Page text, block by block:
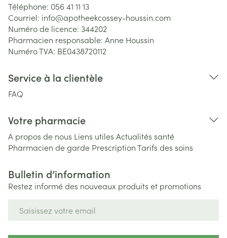
Téléphone: 056 41 11 13
Courriel: info@apotheekcossey-houssin.com
Numéro de licence: 344202
Pharmacien responsable: Anne Houssin
Numéro TVA: BE0438720112
Service à la clientèle
FAQ
Votre pharmacie
A propos de nous Liens utiles Actualités santé
Pharmacien de garde PrescriptionTarifs des soins
Bulletin d’information
Restez informé des nouveaux produits et promotions